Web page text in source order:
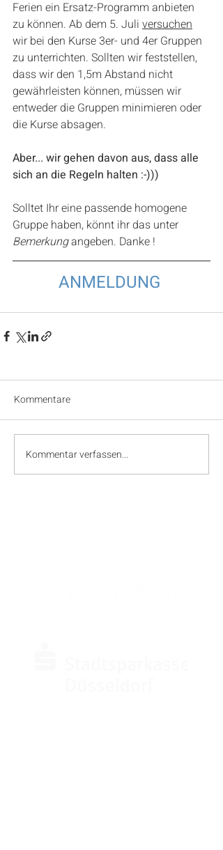
Ferien ein Ersatz-Programm anbieten
zu können. Ab dem 5. Juli versuchen
wir bei den Kurse 3er- und 4er Gruppen
zu unterrichten. Sollten wir feststellen,
dass wir den 1,5m Abstand nicht
gewährleisten können, müssen wir
entweder die Gruppen minimieren oder
die Kurse absagen.
Aber... wir gehen davon aus, dass alle
sich an die Regeln halten :-)))
Solltet Ihr eine passende homogene
Gruppe haben, könnt ihr das unter
Bemerkung angeben. Danke !
ANMELDUNG
Kommentare
Kommentar verfassen...